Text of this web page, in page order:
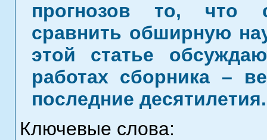
прогнозов то, что
сравнить обширную
этой статье
работах сборника –
последние десятилетия.
Ключевые слова: